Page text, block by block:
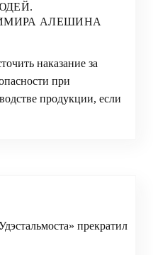
АЛЕШИНА
наказание за
при
продукции, если